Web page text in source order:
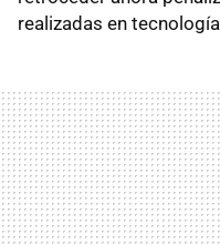
realizadas en